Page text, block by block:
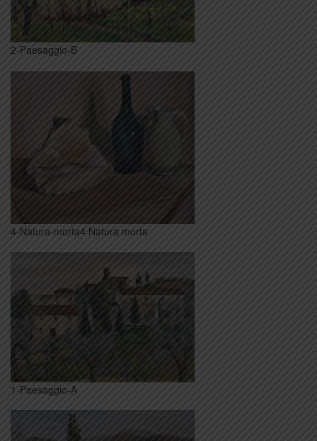
2-Paesaggio-B
4-Natura-morta4 Natura morta
1-Paesaggio-A